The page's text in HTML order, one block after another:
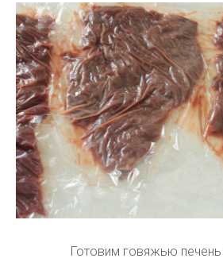
Готовим говяжью